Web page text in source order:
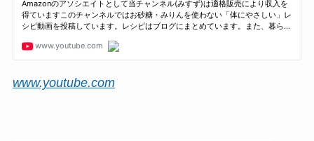
www.youtube.com